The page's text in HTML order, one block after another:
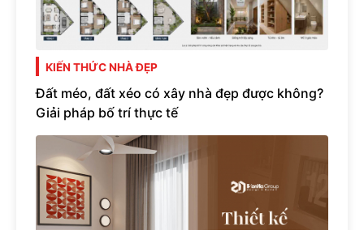
KIẾN THỨC NHÀ ĐẸP
Đất méo, đất xéo có xây nhà đẹp được không?
Giải pháp bố trí thực tế